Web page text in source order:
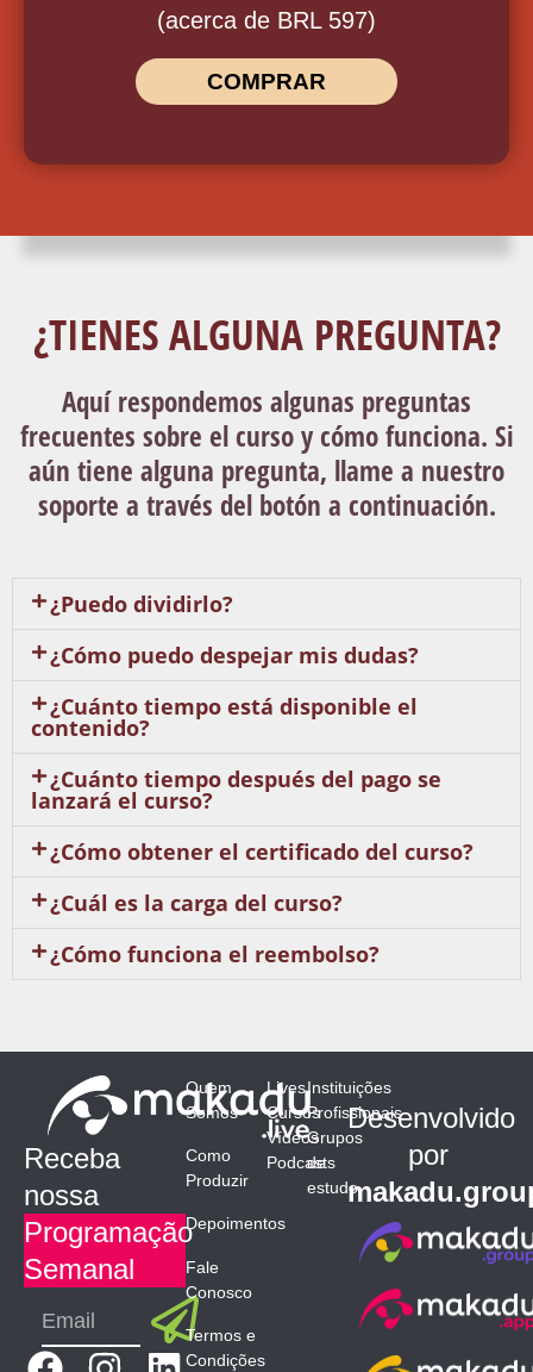
(acerca de BRL 597)
COMPRAR
¿TIENES ALGUNA PREGUNTA?
Aquí respondemos algunas preguntas
frecuentes sobre el curso y cómo funciona. Si
aún tiene alguna pregunta, llame a nuestro
soporte a través del botón a continuación.
¿Puedo dividirlo?
¿Cómo puedo despejar mis dudas?
¿Cuánto tiempo está disponible el
contenido?
¿Cuánto tiempo después del pago se
lanzará el curso?
¿Cómo obtener el certificado del curso?
¿Cuál es la carga del curso?
¿Cómo funciona el reembolso?
Receba
nossa
Programação
Semanal
Email Submit
Quem
Somos
Como
Produzir
Depoimentos
Fale
Conosco
Termos e
Condições
Lives
Cursos
Vídeos
Podcasts
Instituições
Profissionais
Grupos
de
estudo
Desenvolvido
por